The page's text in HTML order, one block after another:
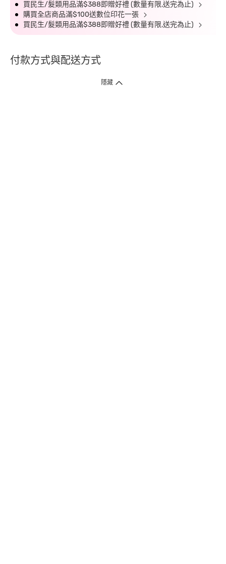
買民生/髮類用品滿$388即贈好禮 (數量有限,送完為止)
購買全店商品滿$100送數位印花一張
買民生/髮類用品滿$388即贈好禮 (數量有限,送完為止)
付款方式與配送方式
隱藏